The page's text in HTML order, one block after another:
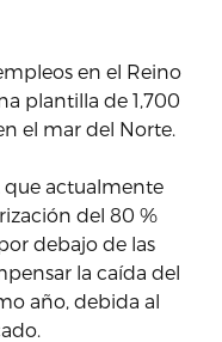
en el Reino
plantilla de 1,700
el mar del Norte.
que actualmente
del 80 %
debajo de las
la caída del
año, debida al